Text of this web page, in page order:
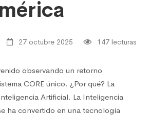
27 octubre 2025 147 lecturas
observando un retorno
CORE único. ¿Por qué? La
Artificial. La Inteligencia
ha convertido en una tecnología